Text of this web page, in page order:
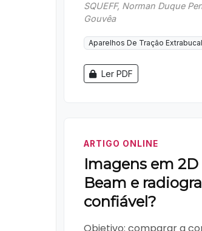
SQUEFF, Norman Duque
Gouvêa
Aparelhos De Tração Extrabucal
Ler PDF
ARTIGO ONLINE
Imagens em 2D
Beam e
confiável?